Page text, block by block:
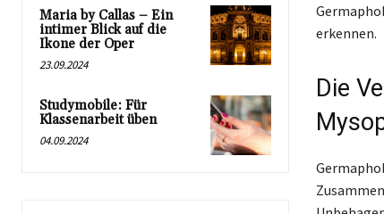
Maria by Callas – Ein
intimer Blick auf die
Ikone der Oper
23.09.2024
Studymobile: Für
Klassenarbeit üben
04.09.2024
erkennen.
Die